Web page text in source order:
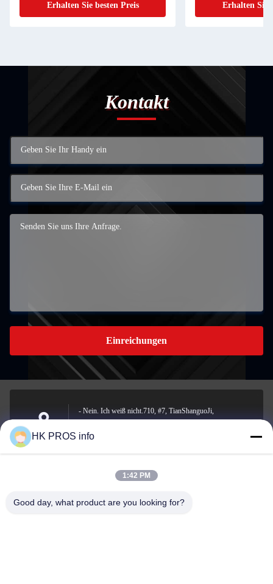
Erhalten Sie besten Preis Erhalten Sie
Kontakt
Einreichungen
Anschrift
- Nein. Ich weiß nicht.710, #7, TianShanguoJi,
Yanjiao, Sanhe, Provinz
E-Mail-Adresse
info@chppros.com
HK PROS info
1:42 PM
Good day, what product are you looking for?